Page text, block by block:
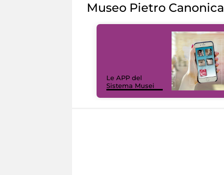
Museo Pietro Canonica
Le APP del
Sistema Musei